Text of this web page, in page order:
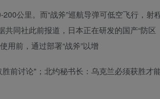
公里。而“战斧”巡航导弹可低空飞行，射
共同社此前报道，日本正在研发的国产“防区
用前，通过部署“战斧”以增
前讨论"；北约秘书长：乌克兰必须获胜才